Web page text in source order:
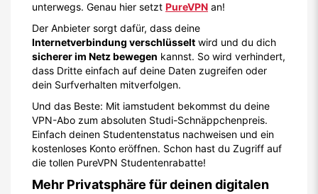
unterwegs. Genau hier setzt PureVPN an!
Der Anbieter sorgt dafür, dass deine
Internetverbindung verschlüsselt wird und du dich
sicherer im Netz bewegen kannst. So wird verhindert,
dass Dritte einfach auf deine Daten zugreifen oder
dein Surfverhalten mitverfolgen.
Und das Beste: Mit iamstudent bekommst du deine
VPN-Abo zum absoluten Studi-Schnäppchenpreis.
Einfach deinen Studentenstatus nachweisen und ein
kostenloses Konto eröffnen. Schon hast du Zugriff auf
die tollen PureVPN Studentenrabatte!
Mehr Privatsphäre für deinen digitalen